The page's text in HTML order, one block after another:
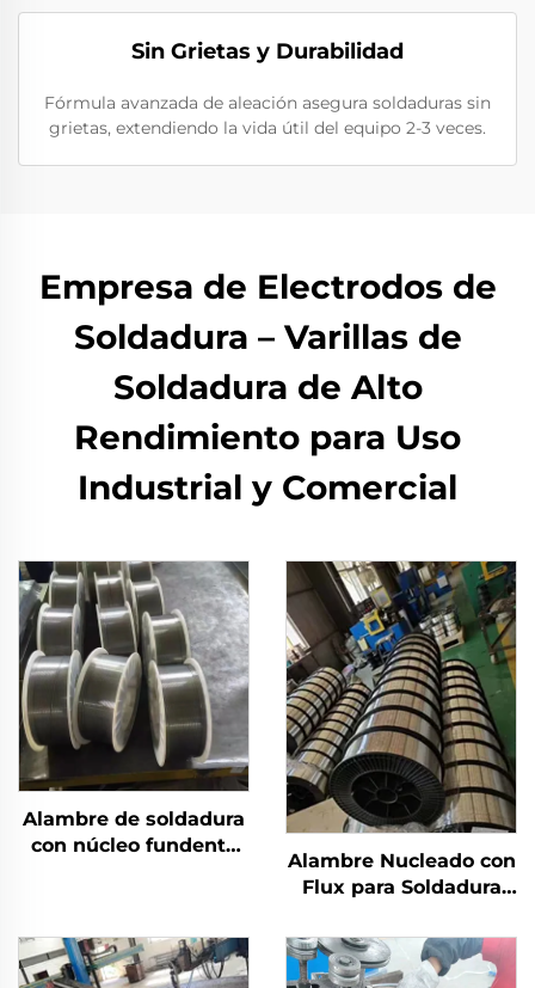
Sin Grietas y Durabilidad
Fórmula avanzada de aleación asegura soldaduras sin
grietas, extendiendo la vida útil del equipo 2-3 veces.
Empresa de Electrodos de
Soldadura – Varillas de
Soldadura de Alto
Rendimiento para Uso
Industrial y Comercial
Alambre de soldadura
con núcleo fundente
Alambre Nucleado con
Flux para Soldadura